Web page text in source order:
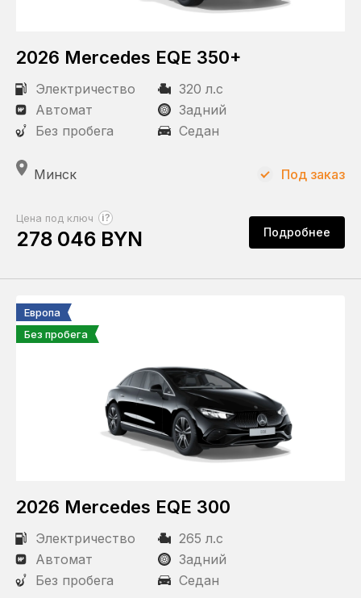
2026 Mercedes EQE 350+
Электричество
320 л.с
Автомат
Задний
Без пробега
Седан
Минск
Цена под ключ ?
278 046 BYN Подробнее
Под заказ
Европа
Без пробега
2026 Mercedes EQE 300
Электричество
265 л.с
Автомат
Задний
Без пробега
Седан